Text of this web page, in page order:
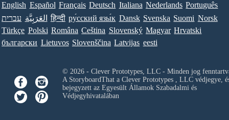
English Español Français Deutsch Italiana Nederlands Português
עברית العَرَبِيَّة हिन्दी ру́сский язы́к Dansk Svenska Suomi Norsk
Türkçe Polski Româna Ceština Slovenský Magyar Hrvatski
български Lietuvos Slovenščina Latvijas eesti
© 2026 - Clever Prototypes, LLC - Minden jog
A StoryboardThat a Clever Prototypes , LLCvédjegye,
bejegyzett az Egyesült Államok Szabadalmi és
Védjegyhivatalában